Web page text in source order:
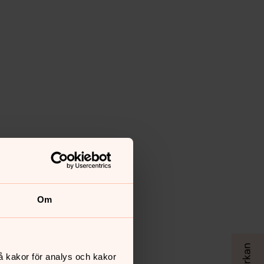
Om
kakor för analys och kakor